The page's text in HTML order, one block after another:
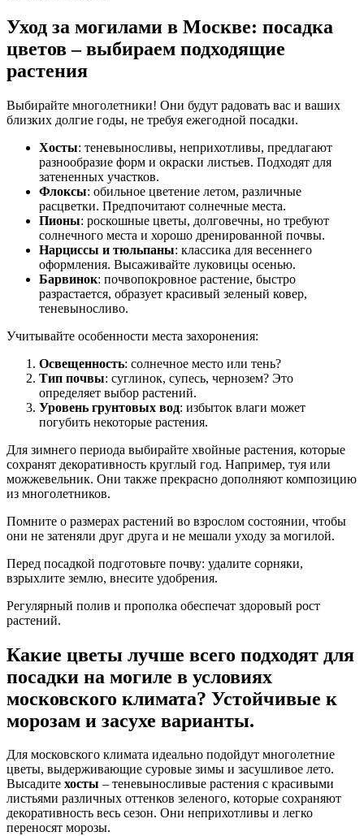
Уход за могилами в Москве: посадка
цветов – выбираем подходящие
растения
Выбирайте многолетники! Они будут радовать вас и ваших
близких долгие годы, не требуя ежегодной посадки.
Хосты: теневыносливы, неприхотливы, предлагают
разнообразие форм и окраски листьев. Подходят для
затененных участков.
Флоксы: обильное цветение летом, различные
расцветки. Предпочитают солнечные места.
Пионы: роскошные цветы, долговечны, но требуют
солнечного места и хорошо дренированной почвы.
Нарциссы и тюльпаны: классика для весеннего
оформления. Высаживайте луковицы осенью.
Барвинок: почвопокровное растение, быстро
разрастается, образует красивый зеленый ковер,
теневыносливо.
Учитывайте особенности места захоронения:
Освещенность: солнечное место или тень?
Тип почвы: суглинок, супесь, чернозем? Это
определяет выбор растений.
Уровень грунтовых вод: избыток влаги может
погубить некоторые растения.
Для зимнего периода выбирайте хвойные растения, которые
сохранят декоративность круглый год. Например, туя или
можжевельник. Они также прекрасно дополняют композицию
из многолетников.
Помните о размерах растений во взрослом состоянии, чтобы
они не затеняли друг друга и не мешали уходу за могилой.
Перед посадкой подготовьте почву: удалите сорняки,
взрыхлите землю, внесите удобрения.
Регулярный полив и прополка обеспечат здоровый рост
растений.
Какие цветы лучше всего подходят для
посадки на могиле в условиях
московского климата? Устойчивые к
морозам и засухе варианты.
Для московского климата идеально подойдут многолетние
цветы, выдерживающие суровые зимы и засушливое лето.
Высадите хосты – теневыносливые растения с красивыми
листьями различных оттенков зеленого, которые сохраняют
декоративность весь сезон. Они неприхотливы и легко
переносят морозы.